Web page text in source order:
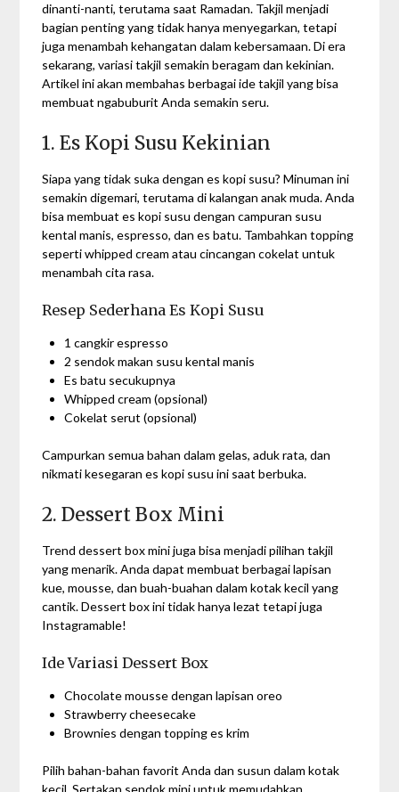
dinanti-nanti, terutama saat Ramadan. Takjil menjadi
bagian penting yang tidak hanya menyegarkan, tetapi
juga menambah kehangatan dalam kebersamaan. Di era
sekarang, variasi takjil semakin beragam dan kekinian.
Artikel ini akan membahas berbagai ide takjil yang bisa
membuat ngabuburit Anda semakin seru.
1. Es Kopi Susu Kekinian
Siapa yang tidak suka dengan es kopi susu? Minuman ini
semakin digemari, terutama di kalangan anak muda. Anda
bisa membuat es kopi susu dengan campuran susu
kental manis, espresso, dan es batu. Tambahkan topping
seperti whipped cream atau cincangan cokelat untuk
menambah cita rasa.
Resep Sederhana Es Kopi Susu
1 cangkir espresso
2 sendok makan susu kental manis
Es batu secukupnya
Whipped cream (opsional)
Cokelat serut (opsional)
Campurkan semua bahan dalam gelas, aduk rata, dan
nikmati kesegaran es kopi susu ini saat berbuka.
2. Dessert Box Mini
Trend dessert box mini juga bisa menjadi pilihan takjil
yang menarik. Anda dapat membuat berbagai lapisan
kue, mousse, dan buah-buahan dalam kotak kecil yang
cantik. Dessert box ini tidak hanya lezat tetapi juga
Instagramable!
Ide Variasi Dessert Box
Chocolate mousse dengan lapisan oreo
Strawberry cheesecake
Brownies dengan topping es krim
Pilih bahan-bahan favorit Anda dan susun dalam kotak